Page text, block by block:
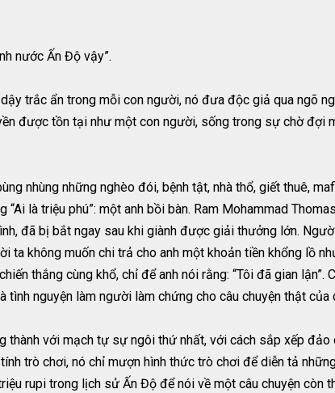
nước Ấn Độ vậy”.
trắc ẩn trong mỗi con người, nó đưa độc giả qua ngõ
được tồn tại như một con người, sống trong sự chờ đợi
nhùng những nghèo đói, bệnh tật, nhà thổ, giết thuê,
là triệu phú”: một anh bồi bàn. Ram Mohammad
đã bị bắt ngay sau khi giành được giải thưởng lớn.
ta không muốn chi trả cho anh một khoản tiền khổng lồ
thắng cùng khổ, chỉ để anh nói rằng: “Tôi đã gian
nguyện làm người làm chứng cho câu chuyện thật của
thành với mạch tự sự ngôi thứ nhất, với cách sắp xếp
trò chơi, nó chỉ mượn hình thức trò chơi để diễn tả
rupi trong lịch sử Ấn Độ để nói về một câu chuyện